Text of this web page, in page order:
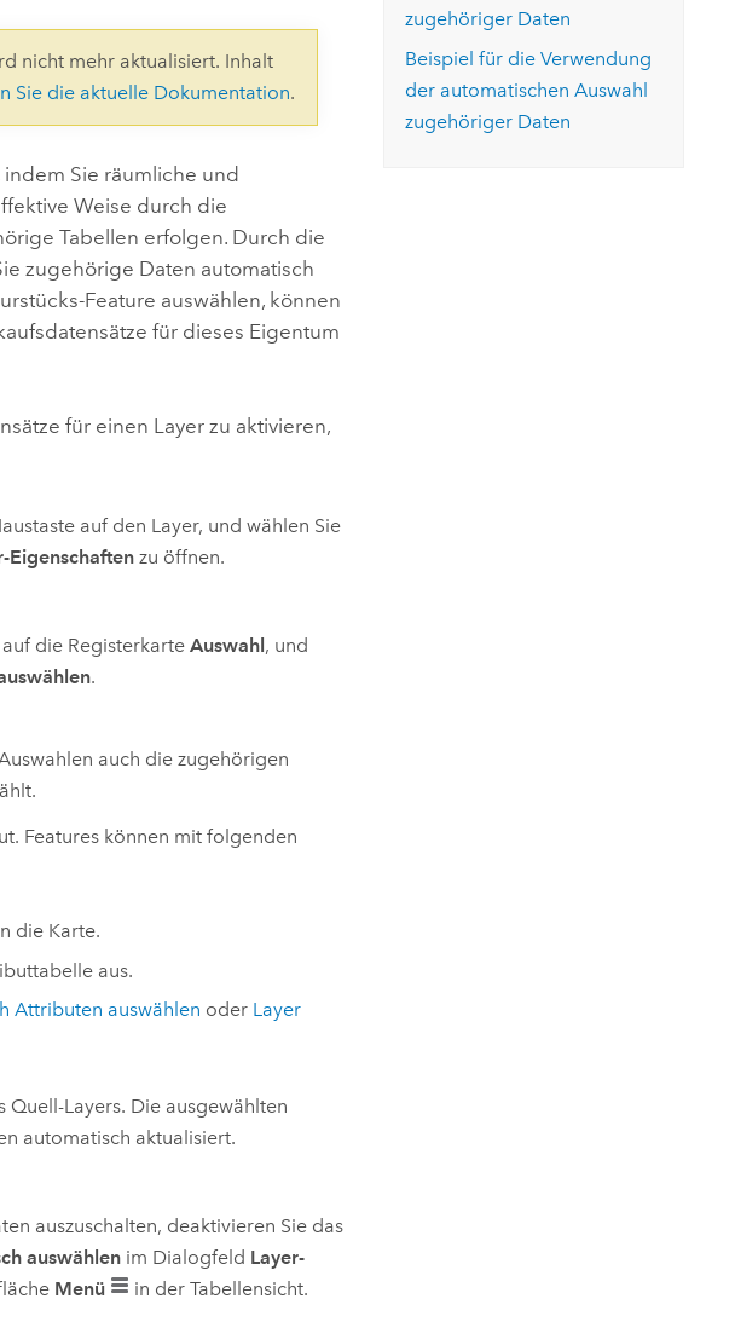
ArcGIS Pro erkunden
Infrastrukturmanagement erkunden
Den Kurs erkunden
Geoinformationen
Die Story lesen
nicht mehr aktualisiert. Inhalt
Sie die aktuelle Dokumentation.
indem Sie räumliche und
Weise durch die
Tabellen erfolgen. Durch die
zugehörige Daten automatisch
Feature auswählen, können
für dieses Eigentum
für einen Layer zu aktivieren,
auf den Layer, und wählen Sie
Eigenschaften zu öffnen.
auf die RegisterkarteAuswahl, und
.
auch die zugehörigen
Features können mit folgenden
die Karte.
aus.
Attributen auswählen oder Layer
Layers. Die ausgewählten
automatisch aktualisiert.
auszuschalten, deaktivieren Sie das
auswählen im Dialogfeld Layer-
Menü in der Tabellensicht.
zugehöriger Daten
Beispiel für die Verwendung
der automatischen Auswahl
zugehöriger Daten